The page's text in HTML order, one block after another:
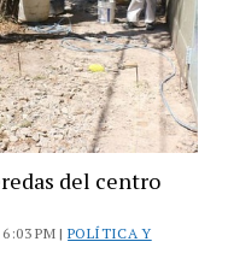
del centro
6:03 PM |POLÍTICA Y